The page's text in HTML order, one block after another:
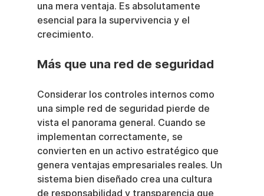
una mera ventaja. Es absolutamente
esencial para la supervivencia y el
crecimiento.
Más que una red de seguridad
Considerar los controles internos como
una simple red de seguridad pierde de
vista el panorama general. Cuando se
implementan correctamente, se
convierten en un activo estratégico que
genera ventajas empresariales reales. Un
sistema bien diseñado crea una cultura
de responsabilidad y transparencia que